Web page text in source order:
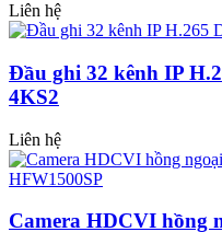
Liên hệ
Đầu ghi 32 kênh IP
4KS2
Liên hệ
Camera HDCVI hồng